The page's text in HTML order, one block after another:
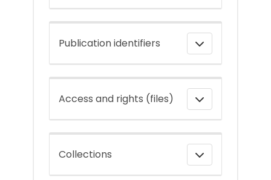
Publication identifiers
Access and rights (files)
Collections